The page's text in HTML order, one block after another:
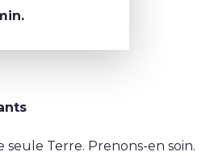
seule Terre. Prenons-en soin.